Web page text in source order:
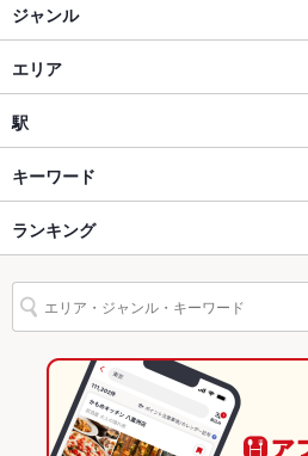
掘りごたつ
カウンター
ソファー
テラス席
貸切
Wi-Fi なし
バリアフリ
なし
なし ：近くにコインパーキン
ジャンル
和食
日本料理・懐石・割烹
金沢(片町･香林坊･にし茶屋周辺) × 和食
金沢(片町･香林坊･にし茶屋周辺) × 日
野町駅 × 和食
野町駅 × 日本料理・懐石・割烹
エリア
片町
片町 × 和食
片町 × 日本料理・懐石・割烹
石川
石川 × 和食
石川 × 日本料理・懐石・割烹
駅
金沢駅
野町駅
キーワード
エビ料理
ランキング
石川のグルメランキング
石川の和食ランキング
石川の日本料理・懐石・割烹ランキング
金沢(片町･香林坊･にし茶屋周辺)のグ